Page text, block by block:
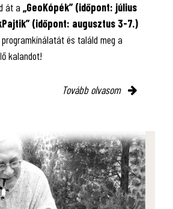
át a „GeoKópék” (időpont: július
(időpont: augusztus 3-7.)
és találd meg a
kalandot!
Tovább olvasom